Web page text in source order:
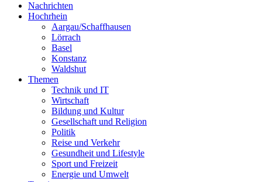
Nachrichten
Hochrhein
Aargau/Schaffhausen
Lörrach
Basel
Konstanz
Waldshut
Themen
Technik und IT
Wirtschaft
Bildung und Kultur
Gesellschaft und Religion
Politik
Reise und Verkehr
Gesundheit und Lifestyle
Sport und Freizeit
Energie und Umwelt